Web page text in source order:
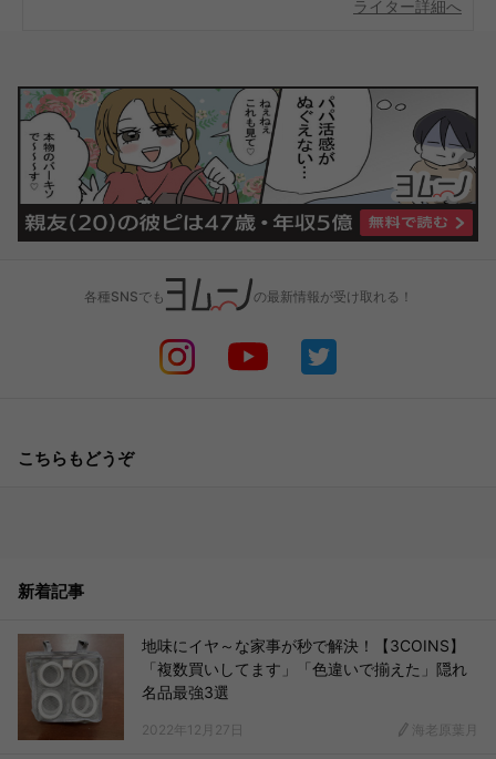
ライター詳細へ
各種SNSでも の最新情報が受け取れる！
こちらもどうぞ
新着記事
地味にイヤ～な家事が秒で解決！【3COINS】
「複数買いしてます」「色違いで揃えた」隠れ
名品最強3選
2022年12月27日 海老原葉月